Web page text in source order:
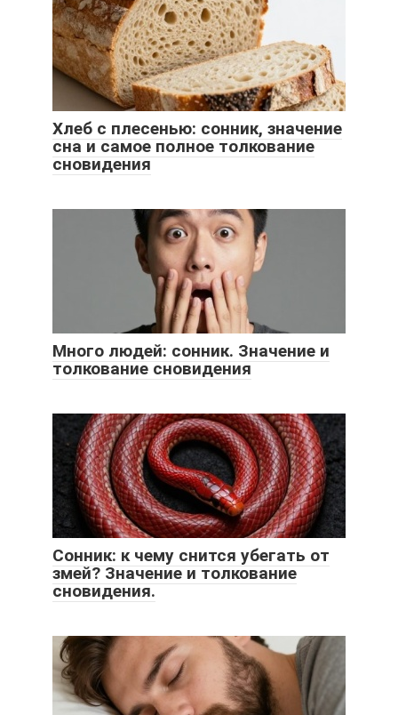
Хлеб с плесенью: сонник, значение
сна и самое полное толкование
сновидения
Много людей: сонник. Значение и
толкование сновидения
Сонник: к чему снится убегать от
змей? Значение и толкование
сновидения.